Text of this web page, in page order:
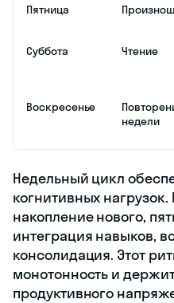
Пятница
Суббота
Чтение
Воскресенье
недели
Недельный цикл
когнитивных
накопление нового,
интеграция навыков,
консолидация. Этот
монотонность и
продуктивного